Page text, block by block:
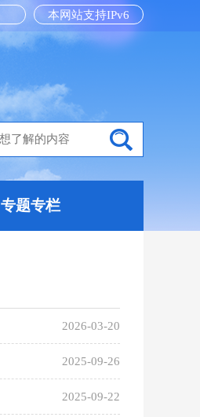
本网站支持IPv6
专题专栏
2026-03-20
2025-09-26
2025-09-22